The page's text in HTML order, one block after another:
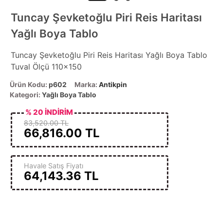
Tuncay Şevketoğlu Piri Reis Haritası
Yağlı Boya Tablo
Tuncay Şevketoğlu Piri Reis Haritası Yağlı Boya Tablo
Tuval Ölçü 110x150
Ürün Kodu: p602 Marka: Antikpin
Kategori: Yağlı Boya Tablo
83,520.00 TL
66,816.00 TL
% 20 İNDİRİM
Havale Satış Fiyatı
64,143.36 TL